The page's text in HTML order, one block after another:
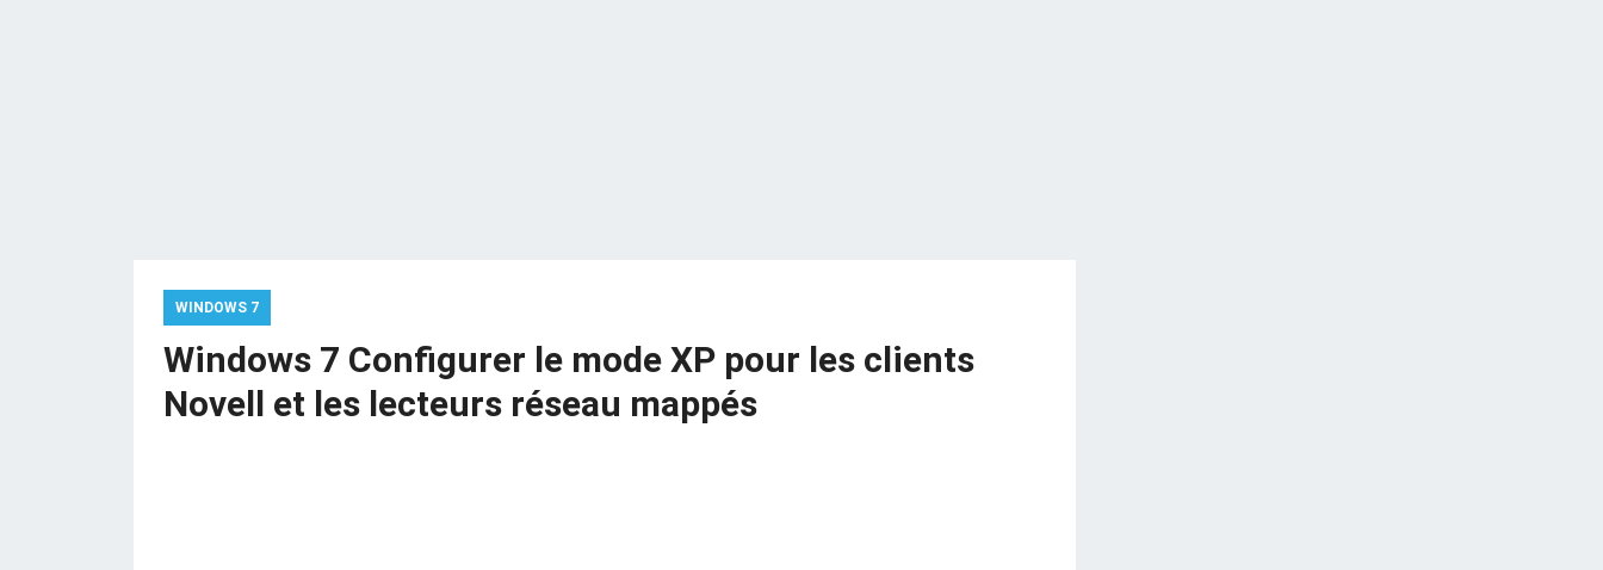
WINDOWS 7
Windows 7 Configurer le mode XP pour les clients
Novell et les lecteurs réseau mappés